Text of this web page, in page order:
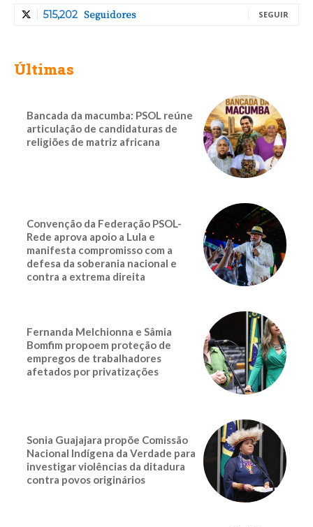
515,202 Seguidores SEGUIR
Últimas
Bancada da macumba: PSOL reúne
articulação de candidaturas de
religiões de matriz africana
Convenção da Federação PSOL-
Rede aprova apoio a Lula e
manifesta compromisso com a
defesa da soberania nacional e
contra a extrema direita
Fernanda Melchionna e Sâmia
Bomfim propoem proteção de
empregos de trabalhadores
afetados por privatizações
Sonia Guajajara propõe Comissão
Nacional Indígena da Verdade para
investigar violências da ditadura
contra povos originários